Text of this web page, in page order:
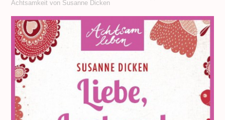
Achtsamkeit von Susanne Dicken